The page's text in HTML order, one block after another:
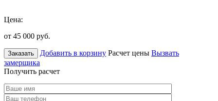
Цена:
от 45 000 руб.
Заказать Добавить в корзину Расчет цены Вызвать
замерщика
Получить расчет